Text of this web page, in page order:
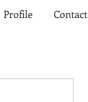
Profile Contact